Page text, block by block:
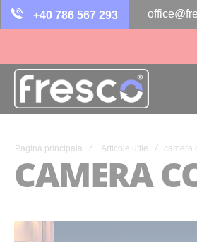
+40 786 567 293
Pagina principala Articole utile camera
CAMERA